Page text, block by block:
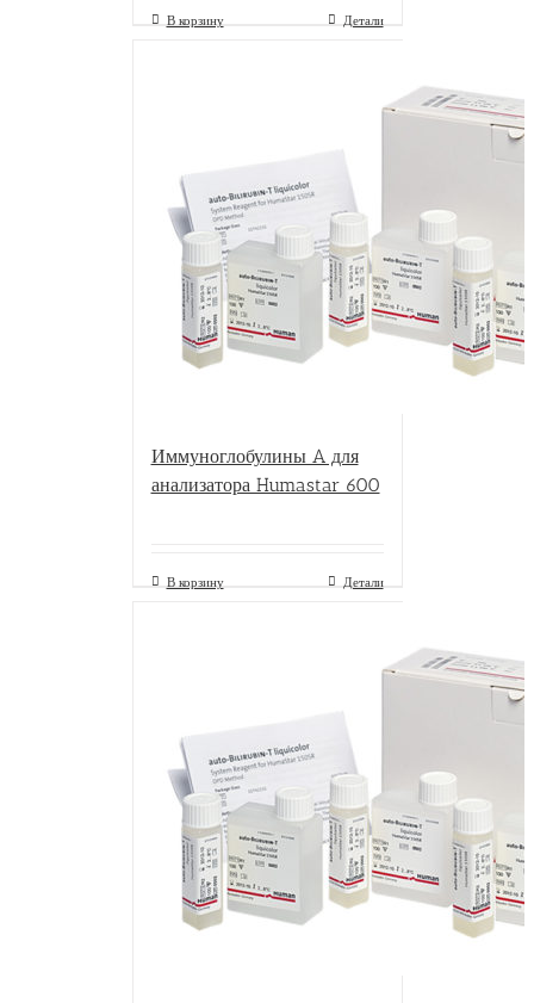
В корзину Детали
Иммуноглобулины A для
анализатора Humastar 600
В корзину Детали